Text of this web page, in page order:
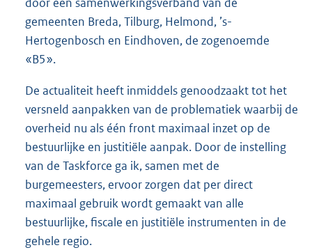
gemeenten Breda, Tilburg, Helmond, ’s-
Hertogenbosch en Eindhoven, de zogenoemde
«B5».
De actualiteit heeft inmiddels genoodzaakt tot het
versneld aanpakken van de problematiek waarbij de
overheid nu als één front maximaal inzet op de
bestuurlijke en justitiële aanpak. Door de instelling
van de Taskforce ga ik, samen met de
burgemeesters, ervoor zorgen dat per direct
maximaal gebruik wordt gemaakt van alle
bestuurlijke, fiscale en justitiële instrumenten in de
gehele regio.